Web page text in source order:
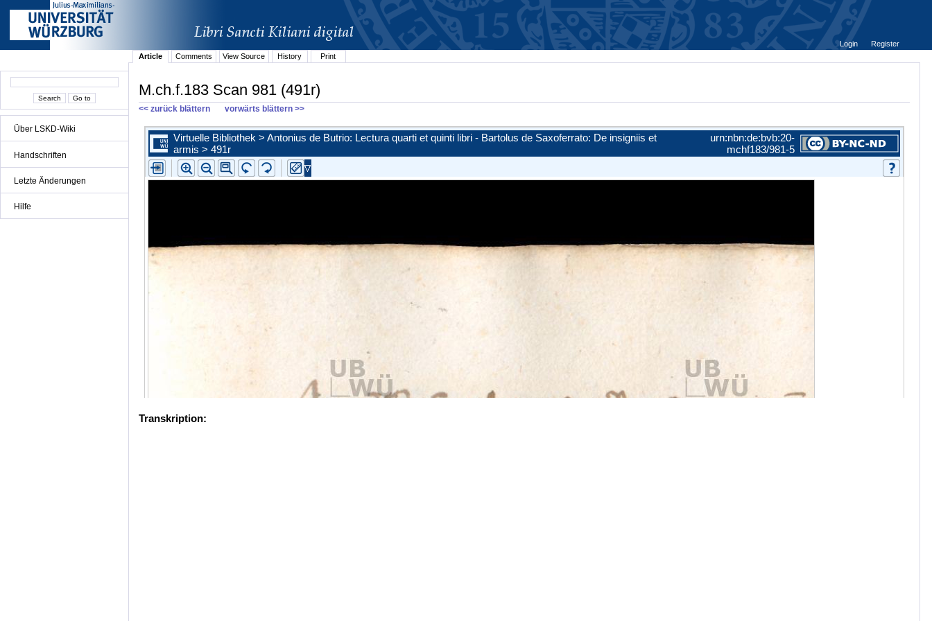
Über LSKD-Wiki
Handschriften
Letzte Änderungen
Hilfe
Login
Register
Article
Comments View Source History Print
M.ch.f.183 Scan 981 (491r)
<< zurück blättern vorwärts blättern >>
Transkription: